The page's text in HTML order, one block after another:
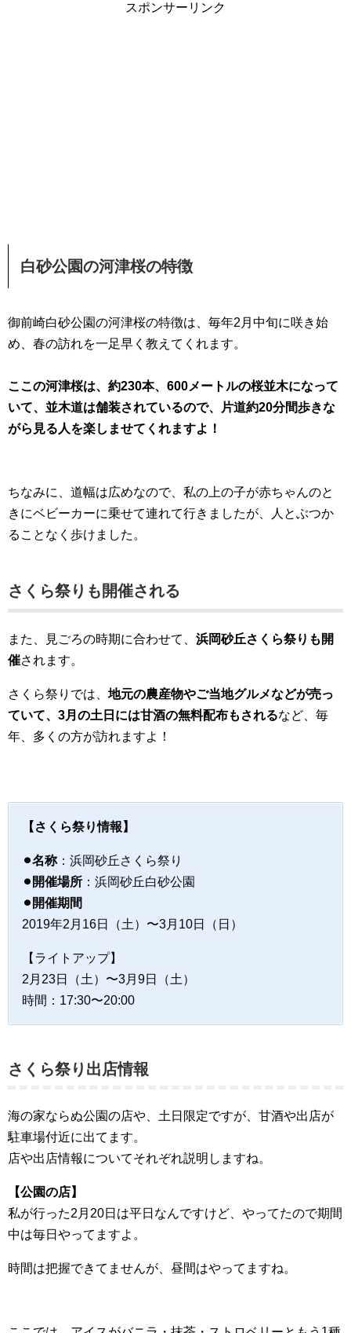
スポンサーリンク
白砂公園の河津桜の特徴
御前崎白砂公園の河津桜の特徴は、毎年2月中旬に咲き始
め、春の訪れを一足早く教えてくれます。
ここの河津桜は、約230本、600メートルの桜並木になって
いて、並木道は舗装されているので、片道約20分間歩きな
がら見る人を楽しませてくれますよ！
ちなみに、道幅は広めなので、私の上の子が赤ちゃんのと
きにベビーカーに乗せて連れて行きましたが、人とぶつか
ることなく歩けました。
さくら祭りも開催される
また、見ごろの時期に合わせて、 浜岡砂丘さくら祭りも開
催されます。
さくら祭りでは、 地元の農産物やご当地グルメなどが売っ
ていて、3月の土日には甘酒の無料配布もされるなど、毎
年、多くの方が訪れますよ！
【さくら祭り情報】
⚫︎名称：浜岡砂丘さくら祭り
⚫︎開催場所 ：浜岡砂丘白砂公園
⚫︎開催期間
2019年2月16日（土）〜3月10日（日）
【ライトアップ】
2月23日（土）〜3月9日（土）
時間：17:30〜20:00
さくら祭り出店情報
海の家ならぬ公園の店や、土日限定ですが、甘酒や出店が
駐車場付近に出てます。
店や出店情報についてそれぞれ説明しますね。
【公園の店】
私が行った2月20日は平日なんですけど、やってたので期間
中は毎日やってますよ。
時間は把握できてませんが、昼間はやってますね。